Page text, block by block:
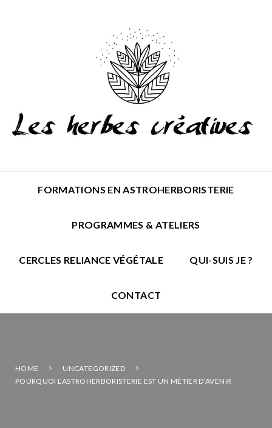
FORMATIONS EN ASTROHERBORISTERIE
PROGRAMMES & ATELIERS
CERCLES RELIANCE VÉGÉTALE QUI-SUIS JE ?
CONTACT
HOME
UNCATEGORIZED
POURQUOI L’ASTROHERBORISTERIE EST UN MÉTIER D’AVENIR